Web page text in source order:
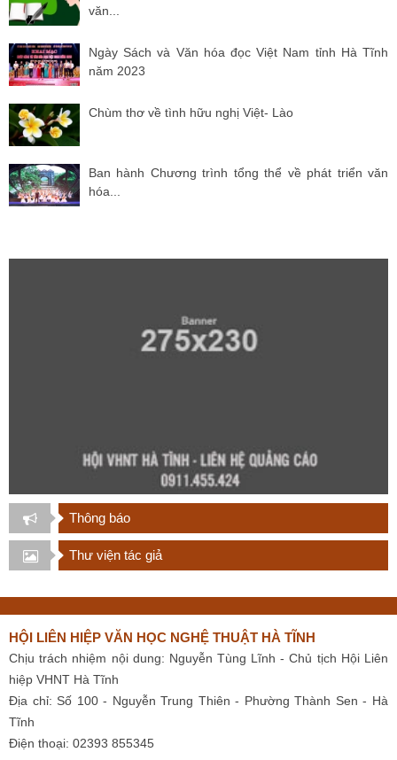
văn...
Ngày Sách và Văn hóa đọc Việt Nam tỉnh Hà Tĩnh
năm 2023
Chùm thơ về tình hữu nghị Việt- Lào
Ban hành Chương trình tổng thể về phát triển văn
hóa...
Thông báo
Thư viện tác giả
HỘI LIÊN HIỆP VĂN HỌC NGHỆ THUẬT HÀ TĨNH
Chịu trách nhiệm nội dung: Nguyễn Tùng Lĩnh - Chủ tịch Hội Liên
hiệp VHNT Hà Tĩnh
Địa chỉ: Số 100 - Nguyễn Trung Thiên - Phường Thành Sen - Hà
Tĩnh
Điện thoại: 02393 855345